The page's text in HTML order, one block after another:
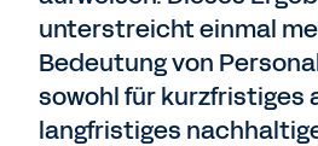
unterstreicht einmal
Bedeutung von
sowohl für kurzfristiges
langfristiges